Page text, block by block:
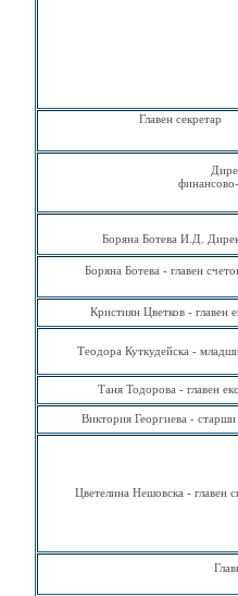
Главен секретар
Боряна Ботева И.Д.
Боряна Ботева - главен
Кристиян Цветков - главен
Теодора Куткудейска -
Таня Тодорова - главен
Виктория Георгиева - старши
Цветелина Нешовска - главен